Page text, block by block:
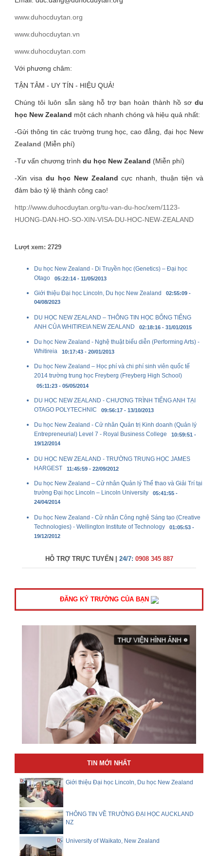
www.duhocduytan.org
www.duhocduytan.vn
www.duhocduytan.com
Với phương châm:
TẬN TÂM - UY TÍN - HIỆU QUẢ!
Chúng tôi luôn sẵn sàng hỗ trợ bạn hoàn thành hồ sơ du
học New Zealand một cách nhanh chóng và hiệu quả nhất:
-Gửi thông tin các trường trung học, cao đẳng, đại học New
Zealand (Miễn phí)
-Tư vấn chương trình du học New Zealand (Miễn phí)
-Xin visa du học New Zealand cực nhanh, thuận tiện và
đảm bảo tỷ lệ thành công cao!
http://www.duhocduytan.org/tu-van-du-hoc/xem/1123-
HUONG-DAN-HO-SO-XIN-VISA-DU-HOC-NEW-ZEALAND
Lượt xem: 2729
Du học New Zealand - Di Truyền học (Genetics) – Đại học
Otago 05:22:14 - 11/05/2013
Giới thiệu Đại học Lincoln, Du học New Zealand 02:55:09 -
04/08/2023
DU HỌC NEW ZEALAND – THÔNG TIN HỌC BỔNG TIẾNG
ANH CỦA WHITIREIA NEW ZEALAND 02:18:16 - 31/01/2015
Du học New Zealand - Nghệ thuật biểu diễn (Performing Arts) -
Whitireia 10:17:43 - 20/01/2013
Du học New Zealand – Học phí và chi phí sinh viên quốc tế
2014 trường trung học Freyberg (Freyberg High School)
05:11:23 - 05/05/2014
DU HỌC NEW ZEALAND - CHƯƠNG TRÌNH TIẾNG ANH TẠI
OTAGO POLYTECHNIC 09:56:17 - 13/10/2013
Du học New Zealand - Cử nhân Quản trị Kinh doanh (Quản lý
Entrepreneurial) Level 7 - Royal Business College 10:59:51 -
19/12/2014
DU HỌC NEW ZEALAND - TRƯỜNG TRUNG HỌC JAMES
HARGEST 11:45:59 - 22/09/2012
Du học New Zealand – Cử nhân Quản lý Thể thao và Giải Trí tại
trường Đại học Lincoln – Lincoln University 05:41:55 -
24/04/2014
Du học New Zealand - Cử nhân Công nghệ Sáng tạo (Creative
Technologies) - Wellington Institute of Technology 01:05:53 -
19/12/2012
HỖ TRỢ TRỰC TUYẾN | 24/7: 0908 345 887
ĐĂNG KÝ TRƯỜNG CỦA BẠN
TIN MỚI NHẤT
Giới thiệu Đại học Lincoln, Du học New Zealand
THÔNG TIN VỀ TRƯỜNG ĐẠI HỌC AUCKLAND
NZ
University of Waikato, New Zealand